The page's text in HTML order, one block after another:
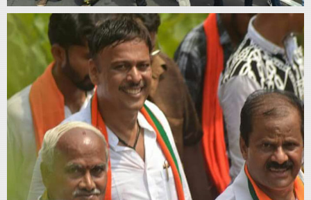
Home
About
Us